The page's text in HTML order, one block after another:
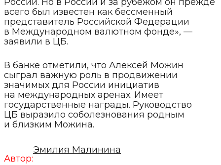
России. Но в России и за рубежом он прежде
всего был известен как бессменный
представитель Российской Федерации
в Международном валютном фонде», —
заявили в ЦБ.
В банке отметили, что Алексей Можин
сыграл важную роль в продвижении
значимых для России инициатив
на международных аренах. Имеет
государственные награды. Руководство
ЦБ выразило соболезнования родным
и близким Можина.
Автор:
Эмилия Малинина